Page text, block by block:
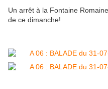
Un arrêt à la Fontaine
de ce dimanche!